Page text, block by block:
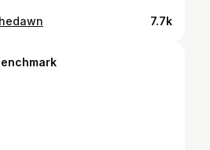
7.7k